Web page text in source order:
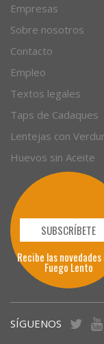
Empresas
Sobre nosotros
Contacto
Empleo
Textos legales
Taps de Cadaques
Lentejas con
Huevos sin Aceite
SUBSCRÍBETE
Recibe las novedades
Fuego Lento
SÍGUENOS